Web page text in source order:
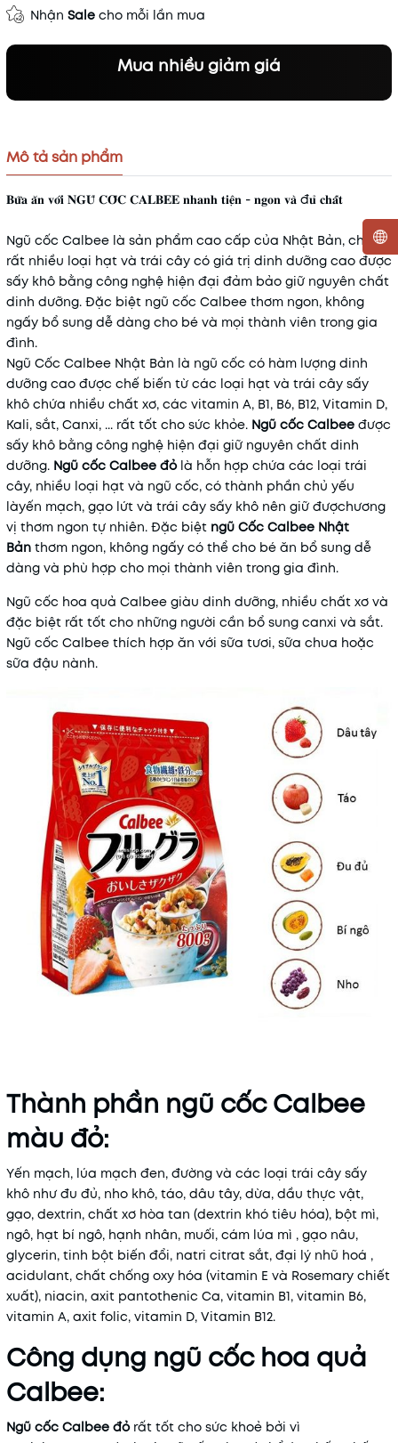
Nhận Sale cho mỗi lần mua
Mua nhiều giảm giá
Mã khuyến mãi:
Điều kiện:
Mô tả sản phẩm
𝐁𝐮̛̃𝐚 𝐚̆𝐧 𝐯𝐨̛́𝐢 𝐍𝐆𝐔̃ 𝐂𝐎̂́𝐂 𝐂𝐀𝐋𝐁𝐄𝐄 𝐧𝐡𝐚𝐧𝐡 𝐭𝐢𝐞̣̂𝐧 - 𝐧𝐠𝐨𝐧 𝐯𝐚̀ đ𝐮̉ 𝐜𝐡𝐚̂́𝐭
Ngũ cốc Calbee là sản phẩm cao cấp của Nhật Bản, chứa
rất nhiều loại hạt và trái cây có giá trị dinh dưỡng cao được
sấy khô bằng công nghệ hiện đại đảm bảo giữ nguyên chất
dinh dưỡng. Đặc biệt ngũ cốc Calbee thơm ngon, không
ngấy bổ sung dễ dàng cho bé và mọi thành viên trong gia
đình.
Ngũ Cốc Calbee Nhật Bản là ngũ cốc có hàm lượng dinh
dưỡng cao được chế biến từ các loại hạt và trái cây sấy
khô chứa nhiều chất xơ, các vitamin A, B1, B6, B12, Vitamin D,
Kali, sắt, Canxi, ... rất tốt cho sức khỏe. Ngũ cốc Calbee được
sấy khô bằng công nghệ hiện đại giữ nguyên chất dinh
dưỡng. Ngũ cốc Calbee đỏlà hỗn hợp chứa các loại trái
cây, nhiều loại hạt và ngũ cốc, có thành phần chủ yếu
làyến mạch, gạo lứt và trái cây sấy khô nên giữ đượchương
vị thơm ngon tự nhiên. Đặc biệt ngũ Cốc Calbee Nhật
Bản thơm ngon, không ngấy có thể cho bé ăn bổ sung dễ
dàng và phù hợp cho mọi thành viên trong gia đình.
Ngũ cốc hoa quả Calbee giàu dinh dưỡng, nhiều chất xơ và
đặc biệt rất tốt cho những người cần bổ sung canxi và sắt.
Ngũ cốc Calbee thích hợp ăn với sữa tươi, sữa chua hoặc
sữa đậu nành.
Thành phần ngũ cốc Calbee
màu đỏ:
Yến mạch, lúa mạch đen, đường và các loại trái cây sấy
khô như đu đủ, nho khô, táo, dâu tây, dừa, dầu thực vật,
gạo, dextrin, chất xơ hòa tan (dextrin khó tiêu hóa), bột mì,
ngô, hạt bí ngô, hạnh nhân, muối, cám lúa mì , gạo nâu,
glycerin, tinh bột biến đổi, natri citrat sắt, đại lý nhũ hoá ,
acidulant, chất chống oxy hóa (vitamin E và Rosemary chiết
xuất), niacin, axit pantothenic Ca, vitamin B1, vitamin B6,
vitamin A, axit folic, vitamin D, Vitamin B12.
Công dụng ngũ cốc hoa quả
Calbee:
Ngũ cốc Calbee đỏrất tốt cho sức khoẻ bởi vì